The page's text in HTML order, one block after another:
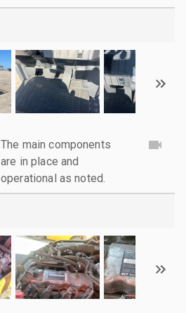
The main components
are in place and
operational as noted.